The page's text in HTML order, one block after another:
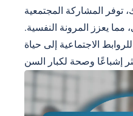
توفر المشاركة المجتمعية
مما يعزز المرونة النفسية.
الاجتماعية إلى حياة